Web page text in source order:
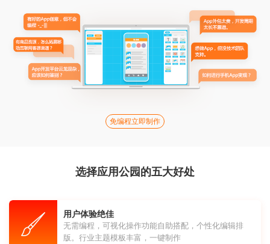
免编程立即制作
选择应用公园的五大好处
用户体验绝佳
无需编程，可视化操作功能自助搭配，个性化编辑排
版。行业主题模板丰富，一键制作